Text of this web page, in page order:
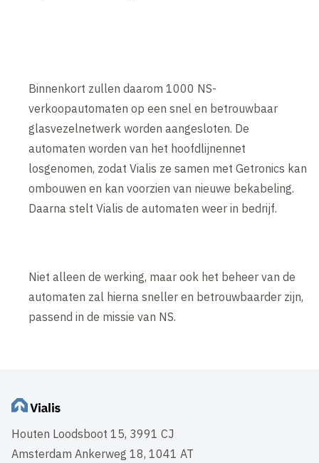
Binnenkort zullen daarom 1000 NS-
verkoopautomaten op een snel en betrouwbaar
glasvezelnetwerk worden aangesloten. De
automaten worden van het hoofdlijnennet
losgenomen, zodat Vialis ze samen met Getronics kan
ombouwen en kan voorzien van nieuwe bekabeling.
Daarna stelt Vialis de automaten weer in bedrijf.
Niet alleen de werking, maar ook het beheer van de
automaten zal hierna sneller en betrouwbaarder zijn,
passend in de missie van NS.
Houten Loodsboot 15, 3991 CJ
Amsterdam Ankerweg 18, 1041 AT